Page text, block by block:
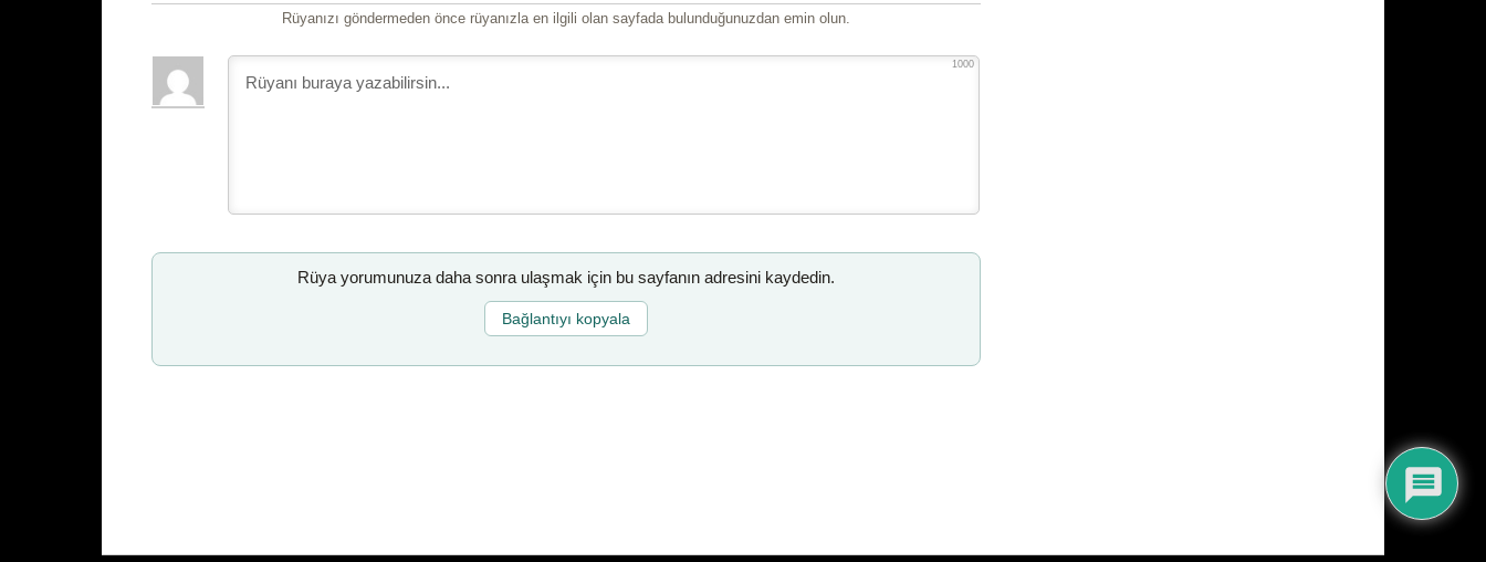
Rüyanızı göndermeden önce rüyanızla en ilgili olan sayfada bulunduğunuzdan emin olun.
1000
Rüya yorumunuza daha sonra ulaşmak için bu sayfanın adresini kaydedin.
Bağlantıyı kopyala